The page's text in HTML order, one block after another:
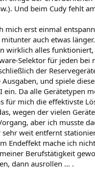
Und beim Cudy fehlt
mich erst einmal
auch etwas länger.
wirklich alles
Selektor für jeden bei
der
Ausgaben, und spiele
ein. Da alle Gerätetypen
für mich die effektivste
wegen der vielen
aber ich musste
sehr weit entfernt
Endeffekt mache ich
Berufstätigkeit
dann ausrollen ... .